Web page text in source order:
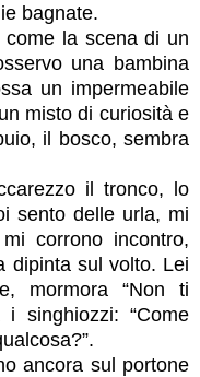
bagnate.
la scena di un
una bambina
un impermeabile
misto di curiosità e
il bosco, sembra
il tronco, lo
sento delle urla, mi
corrono incontro,
dipinta sul volto. Lei
mormora “Non ti
i singhiozzi: “Come
ancora sul portone